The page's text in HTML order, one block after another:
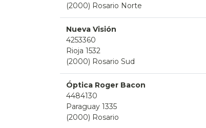
(2000) Rosario Norte
Nueva Visión
4253360
Rioja 1532
(2000) Rosario Sud
Óptica Roger Bacon
4484130
Paraguay 1335
(2000) Rosario